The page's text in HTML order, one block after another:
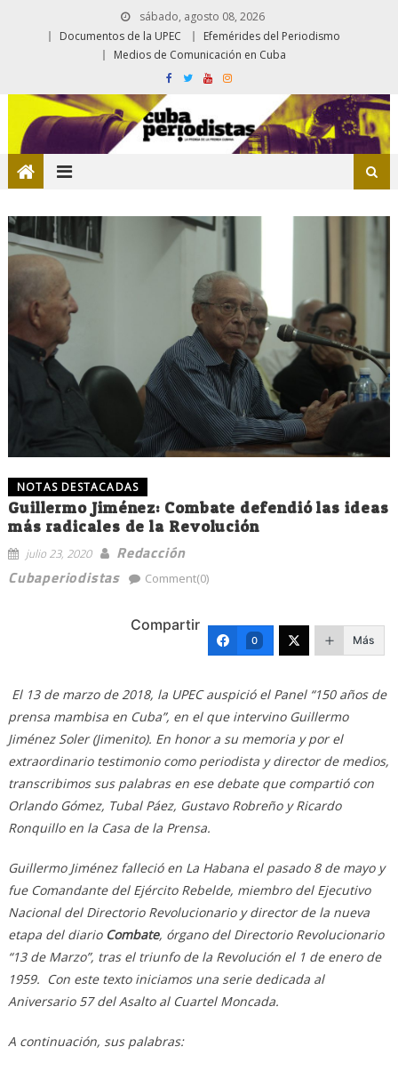
sábado, agosto 08, 2026
Documentos de la UPEC
Efemérides del Periodismo
Medios de Comunicación en Cuba
NOTAS DESTACADAS
Guillermo Jiménez: Combate defendió las ideas
más radicales de la Revolución
julio 23, 2020
Redacción
Cubaperiodistas
Comment(0)
Compartir
0 Más
El 13 de marzo de 2018, la UPEC auspició el Panel “150 años de
prensa mambisa en Cuba”, en el que intervino Guillermo
Jiménez Soler (Jimenito). En honor a su memoria y por el
extraordinario testimonio como periodista y director de medios,
transcribimos sus palabras en ese debate que compartió con
Orlando Gómez, Tubal Páez, Gustavo Robreño y Ricardo
Ronquillo en la Casa de la Prensa.
Guillermo Jiménez falleció en La Habana el pasado 8 de mayo y
fue Comandante del Ejército Rebelde, miembro del Ejecutivo
Nacional del Directorio Revolucionario y director de la nueva
etapa del diario Combate, órgano del Directorio Revolucionario
“13 de Marzo”, tras el triunfo de la Revolución el 1 de enero de
1959. Con este texto iniciamos una serie dedicada al
Aniversario 57 del Asalto al Cuartel Moncada.
A continuación, sus palabras: